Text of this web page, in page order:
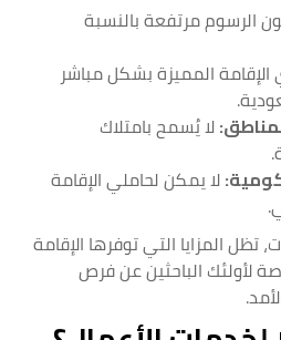
الرسوم مرتفعة بالنسبة
الإقامة المميزة بشكل مباشر
لا يُسمح بامتلاك
لا يمكن لحاملي الإقامة
المزايا التي توفرها الإقامة
لأولئك الباحثين عن فرص